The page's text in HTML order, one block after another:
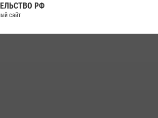
с Росгвардией» к 105-летию Центрального
РФ
сайт